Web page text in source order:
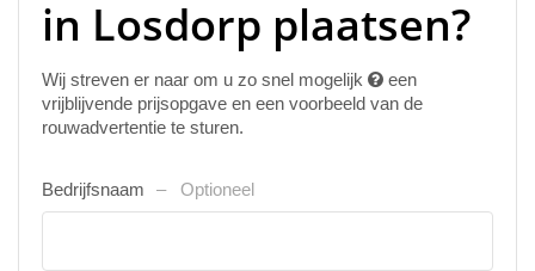
in Losdorp plaatsen?
Wij streven er naar om u zo snel mogelijk
een
vrijblijvende prijsopgave en een voorbeeld van de
rouwadvertentie te sturen.
Bedrijfsnaam Optioneel